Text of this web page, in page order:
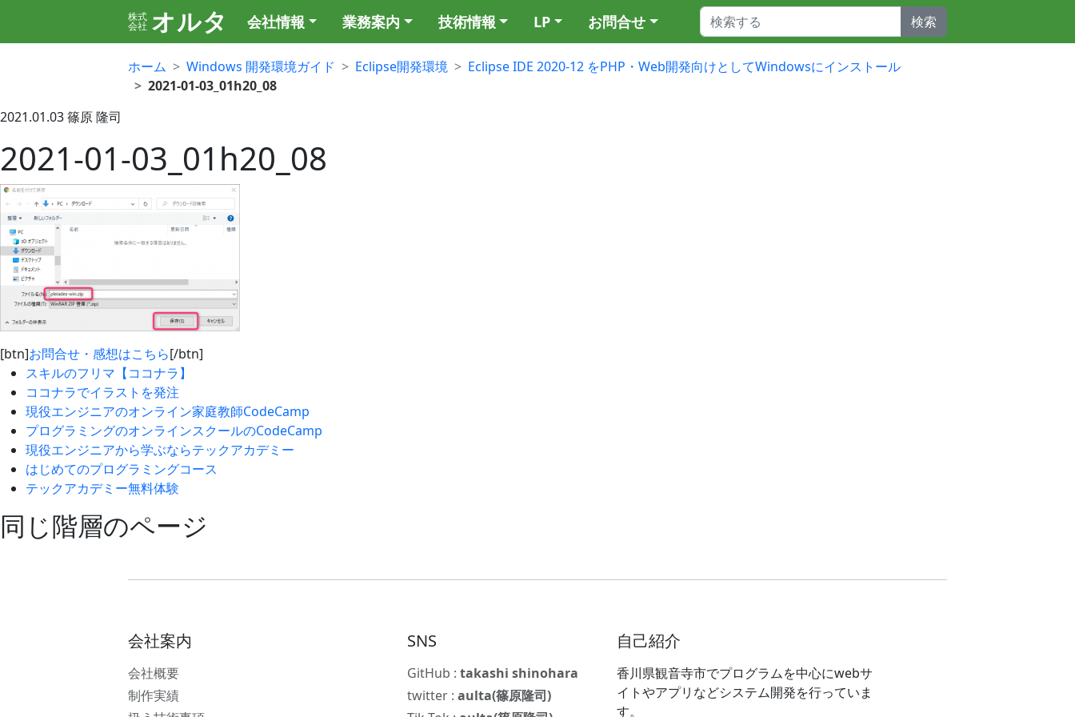
株式
会社 オルタ 会社情報 業務案内 技術情報 LP お問合せ 検索
ホーム Windows 開発環境ガイド Eclipse開発環境
Eclipse IDE 2020-12 をPHP・Web開発向けとしてWindowsにインストール
2021-01-03_01h20_08
2021.01.03篠原 隆司
2021-01-03_01h20_08
[btn]お問合せ・感想はこちら[/btn]
スキルのフリマ【ココナラ】
ココナラでイラストを発注
現役エンジニアのオンライン家庭教師CodeCamp
プログラミングのオンラインスクールのCodeCamp
現役エンジニアから学ぶならテックアカデミー
はじめてのプログラミングコース
テックアカデミー無料体験
同じ階層のページ
会社案内
会社概要
制作実績
SNS
GitHub :takashi shinohara
twitter :aulta(篠原隆司)
自己紹介
香川県観音寺市でプログラムを中心にwebサ
イトやアプリなどシステム開発を行っていま
す。